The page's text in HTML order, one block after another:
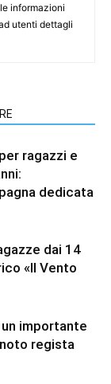
informazioni
utenti dettagli
ragazzi e
dedicata
dai 14
«Il Vento
importante
regista